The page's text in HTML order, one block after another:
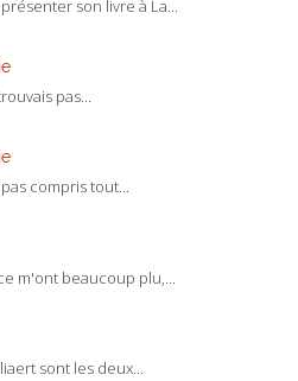
son livre à La...
pas...
compris tout...
m'ont beaucoup plu,...
sont les deux...